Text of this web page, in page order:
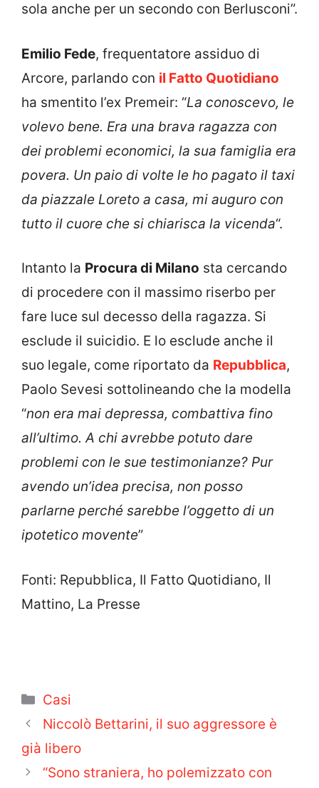
sola anche per un secondo con Berlusconi”.
Emilio Fede, frequentatore assiduo di
Arcore, parlando con il Fatto Quotidiano
ha smentito l’ex Premeir: “La conoscevo, le
volevo bene. Era una brava ragazza con
dei problemi economici, la sua famiglia era
povera. Un paio di volte le ho pagato il taxi
da piazzale Loreto a casa, mi auguro con
tutto il cuore che si chiarisca la vicenda“.
Intanto la Procura di Milano sta cercando
di procedere con il massimo riserbo per
fare luce sul decesso della ragazza. Si
esclude il suicidio. E lo esclude anche il
suo legale, come riportato da Repubblica,
Paolo Sevesi sottolineando che la modella
“non era mai depressa, combattiva fino
all’ultimo. A chi avrebbe potuto dare
problemi con le sue testimonianze? Pur
avendo un’idea precisa, non posso
parlarne perché sarebbe l’oggetto di un
ipotetico movente”
Fonti: Repubblica, Il Fatto Quotidiano, Il
Mattino, La Presse
Categorie
Casi
Niccolò Bettarini, il suo aggressore è
già libero
“Sono straniera, ho polemizzato con